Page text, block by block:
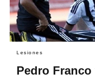
Lesiones
Pedro